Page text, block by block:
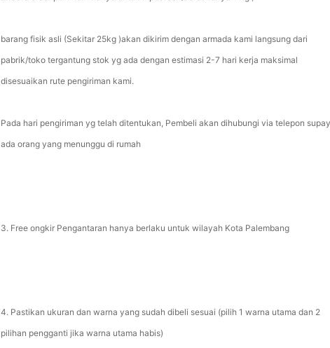
barang fisik asli (Sekitar 25kg )akan dikirim dengan armada kami langsung dari
pabrik/toko tergantung stok yg ada dengan estimasi 2-7 hari kerja maksimal
disesuaikan rute pengiriman kami.
Pada hari pengiriman yg telah ditentukan, Pembeli akan dihubungi via telepon
ada orang yang menunggu di rumah
3. Free ongkir Pengantaran hanya berlaku untuk wilayah Kota Palembang
4. Pastikan ukuran dan warna yang sudah dibeli sesuai (pilih 1 warna utama dan 2
pilihan pengganti jika warna utama habis)